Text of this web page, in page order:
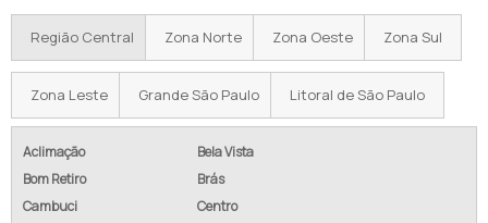
VENDA DE IMPRESSORA HP
IMPRESSORA COLORIDA PARA EMPRESA
VENDA DE IMPRESSORA MULTIFUNCIONAL
VENDA DE COPIADORAS
Região Central Zona Norte Zona Oeste Zona Sul
Zona Leste Grande São Paulo Litoral de São Paulo
Aclimação
Bela Vista
Bom Retiro
Brás
Cambuci
Centro